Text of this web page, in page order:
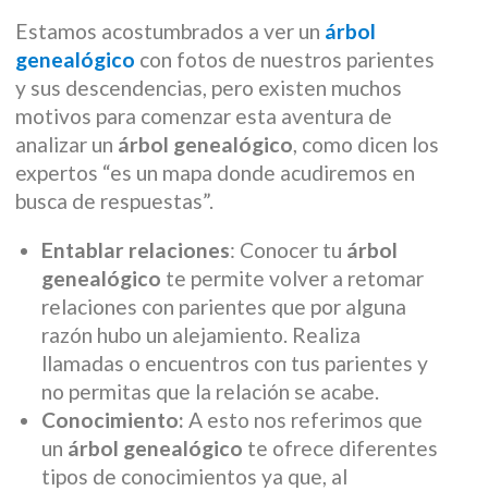
Estamos acostumbrados a ver un árbol
genealógico con fotos de nuestros parientes
y sus descendencias, pero existen muchos
motivos para comenzar esta aventura de
analizar un árbol genealógico, como dicen los
expertos “es un mapa donde acudiremos en
busca de respuestas”.
Entablar relaciones: Conocer tu árbol
genealógico te permite volver a retomar
relaciones con parientes que por alguna
razón hubo un alejamiento. Realiza
llamadas o encuentros con tus parientes y
no permitas que la relación se acabe.
Conocimiento: A esto nos referimos que
un árbol genealógico te ofrece diferentes
tipos de conocimientos ya que, al